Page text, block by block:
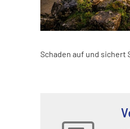
Schaden auf und sichert